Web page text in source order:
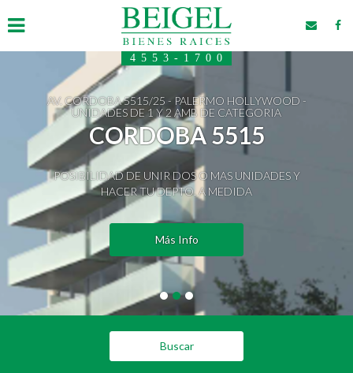
4553-1700
Servicios
Emprendimientos
Comprar
Alquilar
Empresas amigas
La Empresa
Contacto
AV. CORDOBA 5515/25 - PALERMO HOLLYWOOD -
UNIDADES DE 1 Y 2 AMB DE CATEGORIA
CORDOBA 5515
POSIBILIDAD DE UNIR DOS O MAS UNIDADES Y
HACER TU DEPTO. A MEDIDA
Más Info